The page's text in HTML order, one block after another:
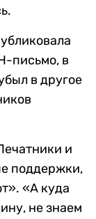
письмо, в
в другое
и
поддержки,
«А куда
не знаем